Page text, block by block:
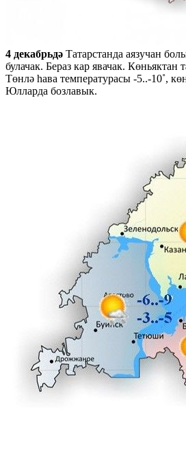
4 декабрьдә Татарстанда аязучан
булачак. Бераз кар явачак. Көньяктан
Төнлә һава температурасы -5..-10˚,
Юлларда бозлавык.